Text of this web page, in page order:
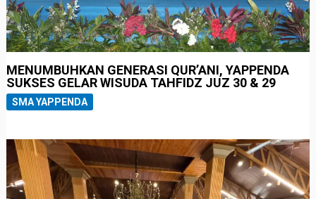
MENUMBUHKAN GENERASI QUR’ANI, YAPPENDA
SUKSES GELAR WISUDA TAHFIDZ JUZ 30 & 29
SMA YAPPENDA